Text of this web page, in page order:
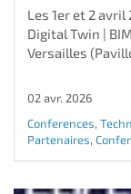
Les 1er et 2
Digital Twin |
Versailles
02 avr. 2026
Conferences,
Partenaires,